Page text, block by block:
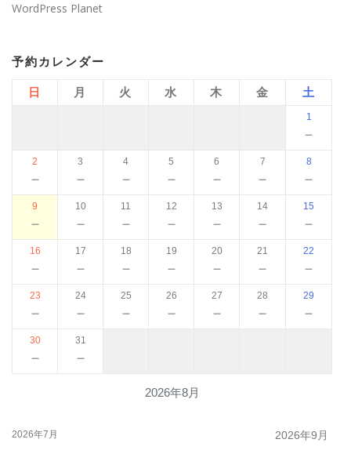
WordPress Planet
予約カレンダー
2026年8月
日 月 火 水 木 金 土
1
－
2
－
3
－
4
－
5
－
6
－
7
－
8
－
9
－
10
－
11
－
12
－
13
－
14
－
15
－
16
－
17
－
18
－
19
－
20
－
21
－
22
－
23
－
24
－
25
－
26
－
27
－
28
－
29
－
30
－
31
－
2026年7月 2026年9月